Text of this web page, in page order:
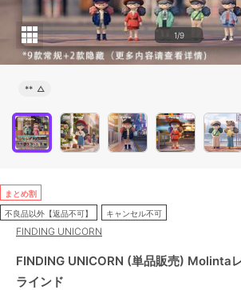
1/9
** △
まとめ割
不良品以外【返品不可】 キャンセル不可
FINDING UNICORN
FINDING UNICORN (単品販売) Molinta
ラインド